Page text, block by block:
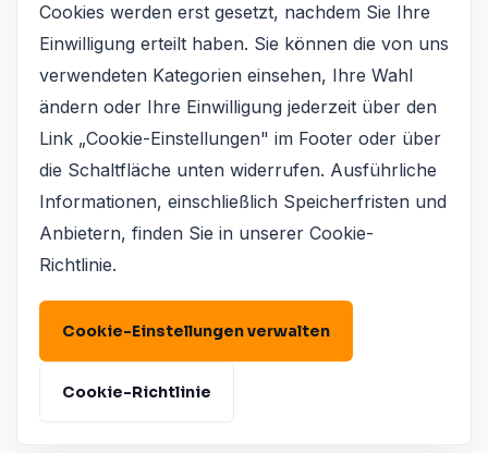
Cookies werden erst gesetzt, nachdem Sie Ihre
Einwilligung erteilt haben. Sie können die von uns
verwendeten Kategorien einsehen, Ihre Wahl
ändern oder Ihre Einwilligung jederzeit über den
Link „Cookie-Einstellungen" im Footer oder über
die Schaltfläche unten widerrufen. Ausführliche
Informationen, einschließlich Speicherfristen und
Anbietern, finden Sie in unserer Cookie-
Richtlinie.
Cookie-Einstellungen verwalten
Cookie-Richtlinie